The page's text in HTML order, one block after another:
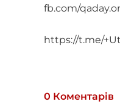
fb.com/
https://t.me/
0 Коментарів